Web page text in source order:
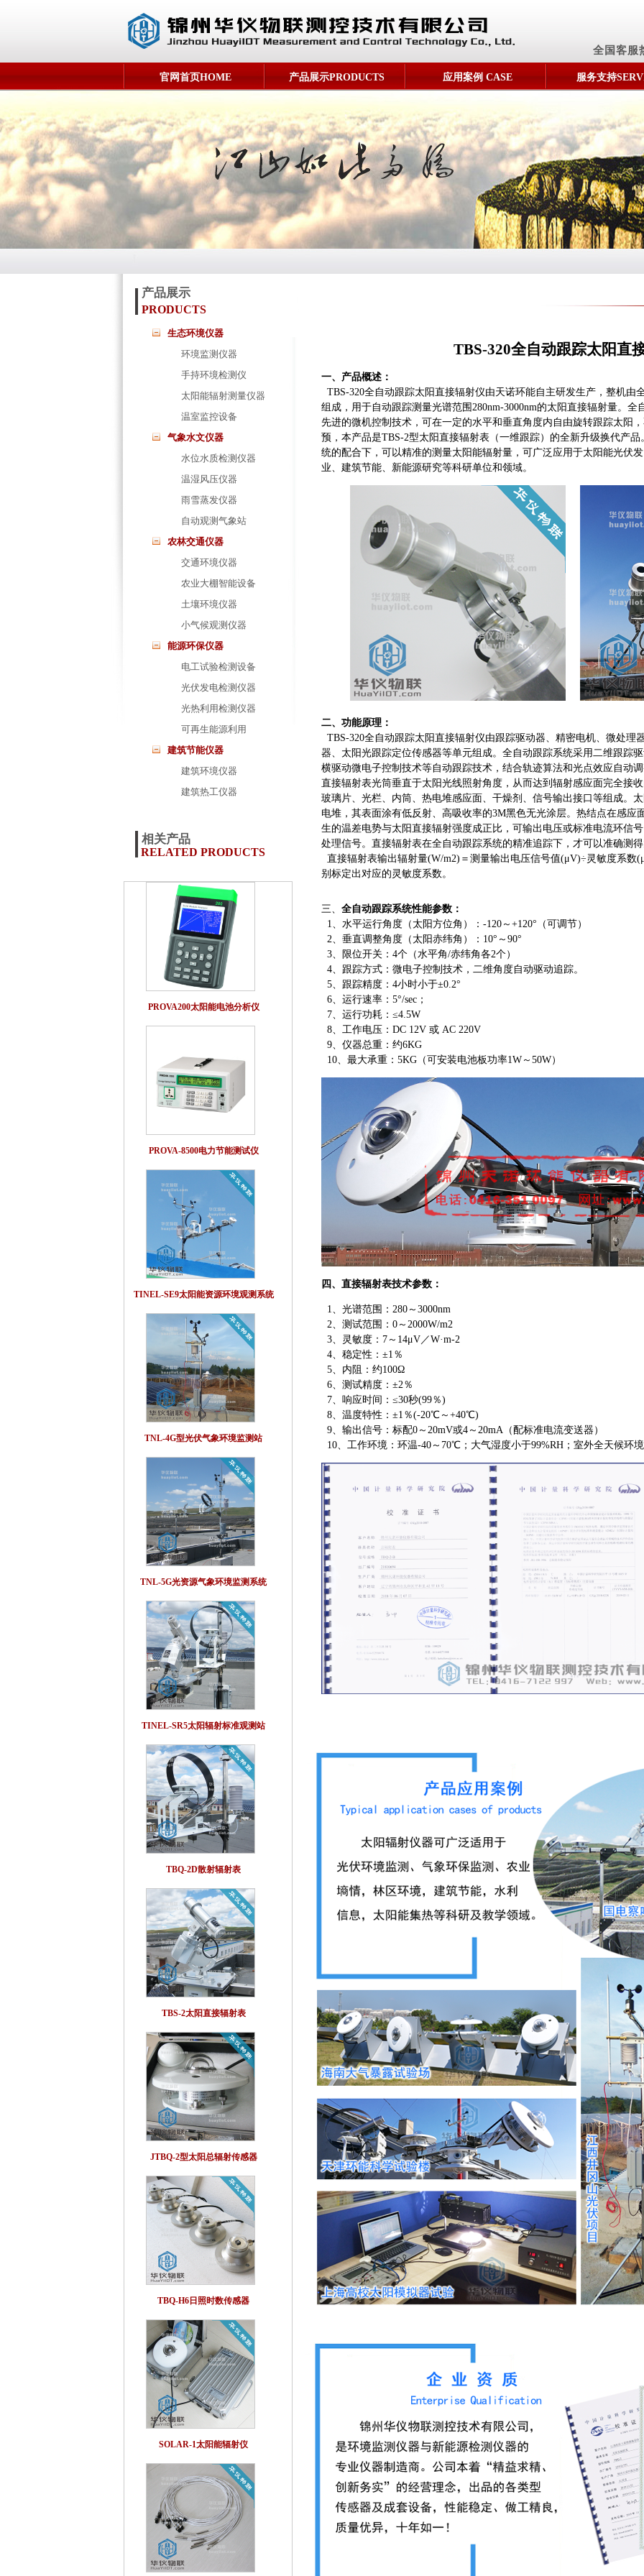
全国客服
官网首页HOME 产品展示PRODUCTS 应用案例 CASE 服务支持
产品展示
PRODUCTS
生态环境仪器
环境监测仪器
手持环境检测仪
太阳能辐射测量仪器
温室监控设备
气象水文仪器
水位水质检测仪器
温湿风压仪器
雨雪蒸发仪器
自动观测气象站
农林交通仪器
交通环境仪器
农业大棚智能设备
土壤环境仪器
小气候观测仪器
能源环保仪器
电工试验检测设备
光伏发电检测仪器
光热利用检测仪器
可再生能源利用
建筑节能仪器
建筑环境仪器
建筑热工仪器
TBS-320全自动跟踪太阳直
一、产品概述：
TBS-320全自动跟踪太阳直接辐射仪由天诺环能自主研发生产，整机由
组成，用于自动跟踪测量光谱范围280nm-3000nm的太阳直接辐射量。
先进的微机控制技术，可在一定的水平和垂直角度内自由旋转跟踪太阳
预，本产品是TBS-2型太阳直接辐射表（一维跟踪）的全新升级换代产
统的配合下，可以精准的测量太阳能辐射量，可广泛应用于太阳能光伏
业、建筑节能、新能源研究等科研单位和领域。
二、功能原理：
TBS-320全自动跟踪太阳直接辐射仪由跟踪驱动器、精密电机、微处理
器、太阳光跟踪定位传感器等单元组成。全自动跟踪系统采用二维跟踪
横驱动微电子控制技术等自动跟踪技术，结合轨迹算法和光点效应自动
直接辐射表光筒垂直于太阳光线照射角度，从而达到辐射感应面完全接
玻璃片、光栏、内筒、热电堆感应面、干燥剂、信号输出接口等组成。
电堆，其表面涂有低反射、高吸收率的3M黑色无光涂层。热结点在感应
生的温差电势与太阳直接辐射强度成正比，可输出电压或标准电流环信
处理信号。直接辐射表在全自动跟踪系统的精准追踪下，才可以准确测
直接辐射表输出辐射量(W/m2)＝测量输出电压信号值(μV)÷灵敏度系数
别标定出对应的灵敏度系数。
三、 全自动跟踪系统性能参数：
1、水平运行角度（太阳方位角）：-120～+120°（可调节）
2、垂直调整角度（太阳赤纬角）：10°～90°
3、限位开关：4个（水平角/赤纬角各2个）
4、跟踪方式：微电子控制技术，二维角度自动驱动追踪。
5、跟踪精度：4小时小于±0.2°
6、运行速率：5°/sec；
7、运行功耗：≤4.5W
8、工作电压：DC 12V 或 AC 220V
9、仪器总重：约6KG
10、最大承重：5KG（可安装电池板功率1W～50W）
四、直接辐射表技术参数：
1、光谱范围：280～3000nm
2、测试范围：0～2000W/m2
3、灵敏度：7～14μV／W·m-2
4、稳定性：±1％
5、内阻：约100Ω
6、测试精度：±2％
7、响应时间：≤30秒(99％)
8、温度特性：±1％(-20℃～+40℃)
9、输出信号：标配0～20mV或4～20mA（配标准电流变送器）
10、工作环境：环温-40～70℃；大气湿度小于99%RH；室外全天候环
相关产品
RELATED PRODUCTS
PROVA200太阳能电池分析仪
PROVA-8500电力节能测试仪
TINEL-SE9太阳能资源环境观测系统
TNL-4G型光伏气象环境监测站
TNL-5G光资源气象环境监测系统
TINEL-SR5太阳辐射标准观测站
TBQ-2D散射辐射表
TBS-2太阳直接辐射表
JTBQ-2型太阳总辐射传感器
TBQ-H6日照时数传感器
SOLAR-1太阳能辐射仪